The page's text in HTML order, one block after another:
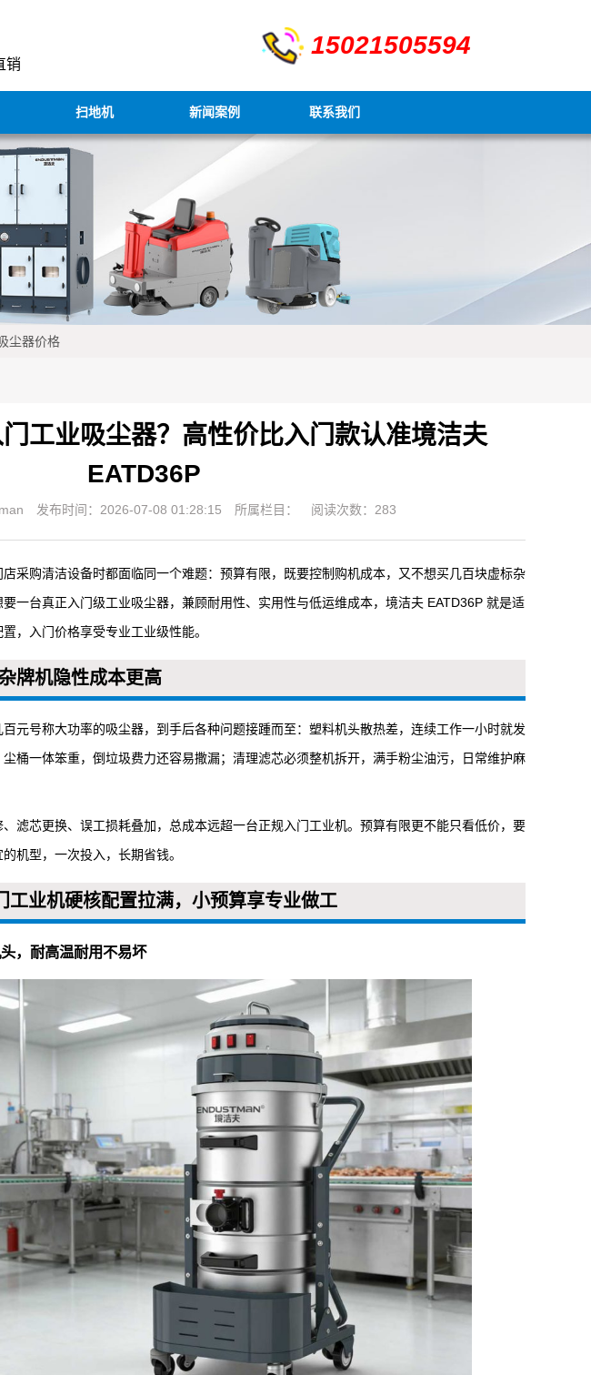
销
15021505594
扫地机 新闻案例 联系我们
尘器价格
工业吸尘器？高性价比入门款认准境洁夫
EATD36P
发布时间：2026-07-08 01:28:15 所属栏目： 阅读次数：283
采购清洁设备时都面临同一个难题：预算有限，既要控制购机成本，又不想买几百块虚标杂
一台真正入门级工业吸尘器，兼顾耐用性、实用性与低运维成本，境洁夫 EATD36P 就是适
，入门价格享受专业工业级性能。
牌机隐性成本更高
元号称大功率的吸尘器，到手后各种问题接踵而至：塑料机头散热差，连续工作一小时就发
桶一体笨重，倒垃圾费力还容易撒漏；清理滤芯必须整机拆开，满手粉尘油污，日常维护麻
滤芯更换、误工损耗叠加，总成本远超一台正规入门工业机。预算有限更不能只看低价，要
机型，一次投入，长期省钱。
工业机硬核配置拉满，小预算享专业做工
，耐高温耐用不易坏